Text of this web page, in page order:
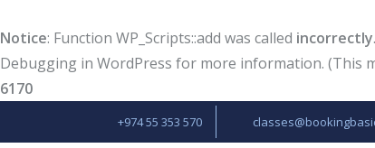
Notice: Function WP_Scripts::add was called incorrectly
Debugging in WordPress for more information. (This
6170
+974 55 353 570